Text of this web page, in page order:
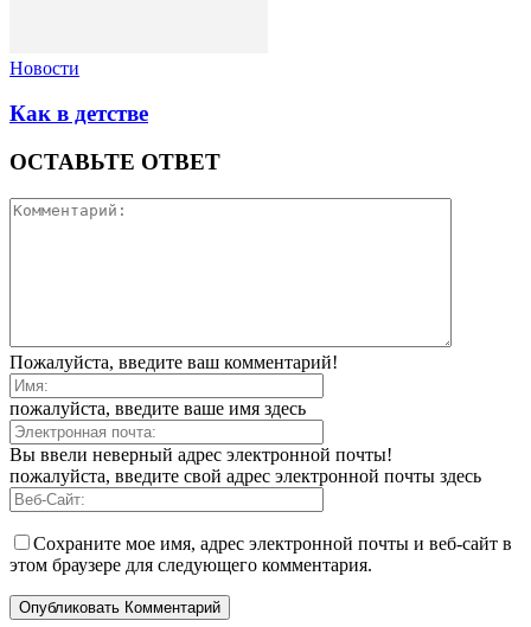
Новости
Как в детстве
ОСТАВЬТЕ ОТВЕТ
Пожалуйста, введите ваш комментарий!
пожалуйста, введите ваше имя здесь
Вы ввели неверный адрес электронной почты!
пожалуйста, введите свой адрес электронной почты здесь
Сохраните мое имя, адрес электронной почты и веб-сайт в
этом браузере для следующего комментария.